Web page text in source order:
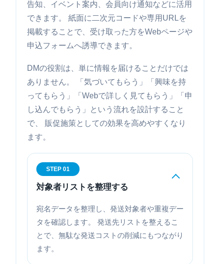
告知、イベント案内、会員向け通知などに活用
できます。 紙面に二次元コードや専用URLを
掲載することで、受け取った方をWebページや
申込フォームへ誘導できます。
DMの役割は、単に情報を届けることだけでは
ありません。 「気づいてもらう」「興味を持
ってもらう」「Webで詳しく見てもらう」「申
し込んでもらう」という流れを設計すること
で、 販促施策としての効果を高めやすくなり
ます。
STEP 01
対象者リストを整理する
宛名データを整理し、発送対象者や重複デー
タを確認します。 発送先リストを整えるこ
とで、無駄な発送コストの削減にもつながり
ます。